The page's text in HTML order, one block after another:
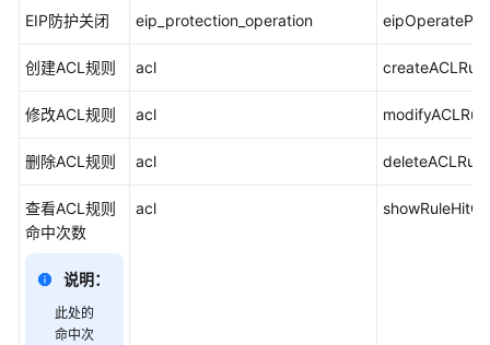
入
户
南
创
建
户
组
并
EIP防护关闭 eip_protection_operation
创建ACL规则 acl createACLRule
修改ACL规则 acl modifyACLRule
删除ACL规则 acl deleteACLRule
查看ACL规则
命中次数
说明：
此处的
命中次
acl